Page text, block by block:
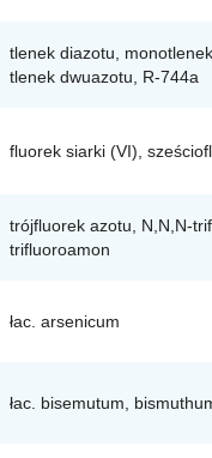
tlenek diazotu,
tlenek dwuazotu, R-744a
fluorek siarki (VI),
trójfluorek azotu, N,N,N-
trifluoroamon
łac. arsenicum
łac. bisemutum,